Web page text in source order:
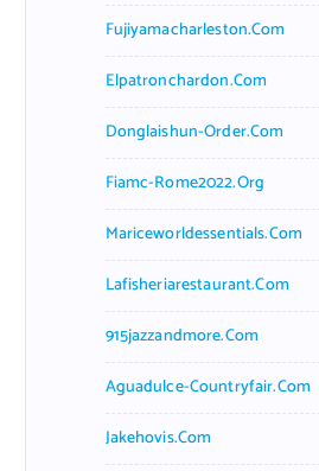
Fujiyamacharleston.com
Elpatronchardon.com
Donglaishun-Order.com
Fiamc-Rome2022.org
Mariceworldessentials.com
Lafisheriarestaurant.com
915jazzandmore.com
Aguadulce-Countryfair.com
Jakehovis.com